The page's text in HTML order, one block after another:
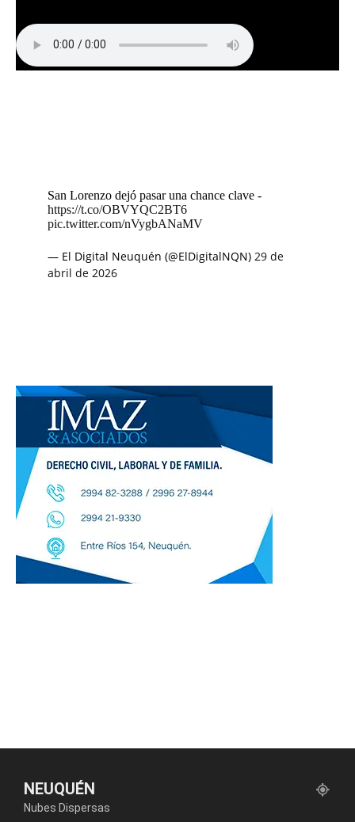
San Lorenzo dejó pasar una chance clave -
https://t.co/OBVYQC2BT6
pic.twitter.com/nVygbANaMV
— El Digital Neuquén (@ElDigitalNQN) 29 de
abril de 2026
NEUQUÉN
Nubes Dispersas